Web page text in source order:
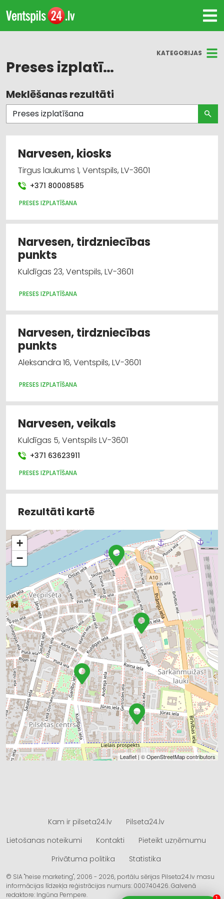
KATEGORIJAS
Preses izplatīšana
Visas nozares
Preses izplatīšana
Meklēšanas rezultāti
Narvesen, kiosks
Tirgus laukums 1, Ventspils, LV-3601
+371 80008585
PRESES IZPLATĪŠANA
Narvesen, tirdzniecības
punkts
Kuldīgas 23, Ventspils, LV-3601
PRESES IZPLATĪŠANA
Narvesen, tirdzniecības
punkts
Aleksandra 16, Ventspils, LV-3601
PRESES IZPLATĪŠANA
Narvesen, veikals
Kuldīgas 5, Ventspils LV-3601
+371 63623911
PRESES IZPLATĪŠANA
Rezultāti kartē
+
−
Leaflet | ©OpenStreetMapcontributors
Kam ir pilseta24.lv
Pilseta24.lv
Lietošanas noteikumi
Kontakti
Pieteikt uzņēmumu
Privātuma politika
Statistika
© SIA "heise marketing", 2006 - 2026, portālu sērijas Pilseta24.lv masu
informācijas līdzekļa reģistrācijas numurs: 000740426. Galvenā
redaktore: Ingūna Pempere.